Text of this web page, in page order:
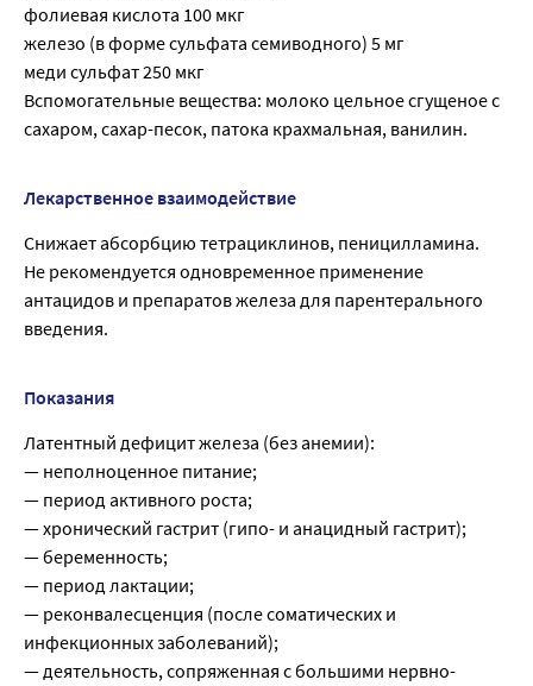
фолиевая кислота 100 мкг
железо (в форме сульфата семиводного) 5 мг
меди сульфат 250 мкг
Вспомогательные вещества: молоко цельное сгущеное с
сахаром, сахар-песок, патока крахмальная, ванилин.
Лекарственное взаимодействие
Снижает абсорбцию тетрациклинов, пеницилламина.
Не рекомендуется одновременное применение
антацидов и препаратов железа для парентерального
введения.
Показания
Латентный дефицит железа (без анемии):
— неполноценное питание;
— период активного роста;
— хронический гастрит (гипо- и анацидный гастрит);
— беременность;
— период лактации;
— реконвалесценция (после соматических и
инфекционных заболеваний);
— деятельность, сопряженная с большими нервно-